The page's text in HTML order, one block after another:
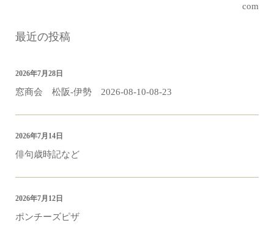
com
最近の投稿
窓商会 松阪-伊勢 2026-08-10-08-23
2026年7月28日
俳句歳時記など
2026年7月14日
ポンチーズピザ
2026年7月12日